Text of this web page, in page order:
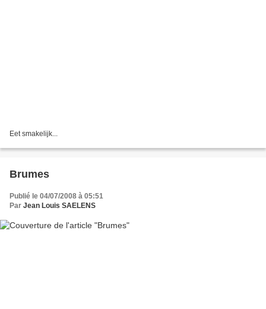
Eet smakelijk...
Brumes
Publié le 04/07/2008 à 05:51
Par Jean Louis SAELENS